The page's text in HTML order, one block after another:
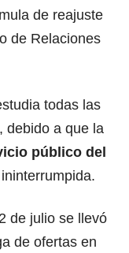
de reajuste
de Relaciones
todas las
debido a que la
público del
de julio se llevó
de ofertas en